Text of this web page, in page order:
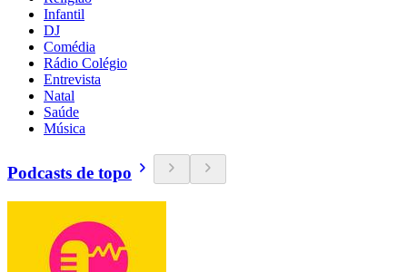
Infantil
DJ
Comédia
Rádio Colégio
Entrevista
Natal
Saúde
Música
Podcasts de topo